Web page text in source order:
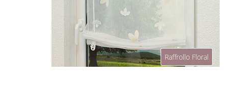
Raffrollo Floral